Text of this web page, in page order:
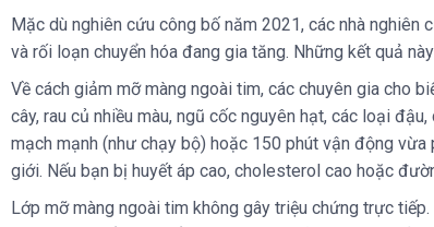
Mặc dù nghiên cứu công bố năm 2021, các nhà
và rối loạn chuyển hóa đang gia tăng. Những kết quả
Về cách giảm mỡ màng ngoài tim, các chuyên gia cho
cây, rau củ nhiều màu, ngũ cốc nguyên hạt, các loại
mạch mạnh (như chạy bộ) hoặc 150 phút vận động
giới. Nếu bạn bị huyết áp cao, cholesterol cao hoặc
Lớp mỡ màng ngoài tim không gây triệu chứng trực